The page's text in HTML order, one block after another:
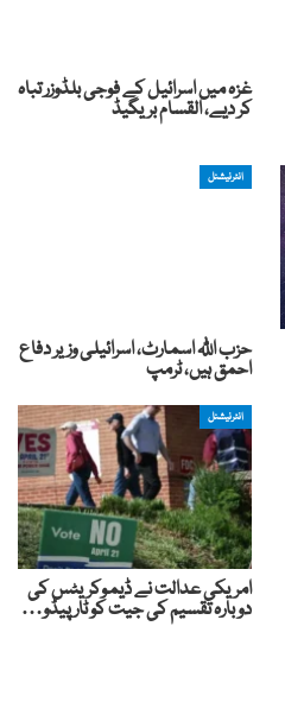
غزہ میں اسرائیل کے فوجی بلڈوزر تباہ
کر دیے، القسام بریگیڈ
انٹرنیشنل
حزب اللّٰہ اسمارٹ، اسرائیلی وزیر دفاع
احمق ہیں، ٹرمپ
انٹرنیشنل
امریکی عدالت نے ڈیموکریٹس کی
دوبارہ تقسیم کی جیت کو ٹارپیڈو…